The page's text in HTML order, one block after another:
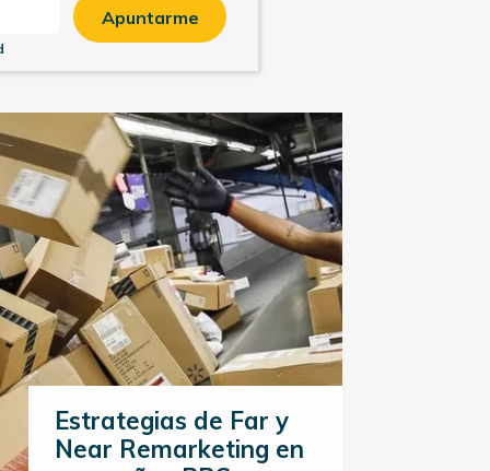
Apuntarme
Estrategias de Far y
Near Remarketing en